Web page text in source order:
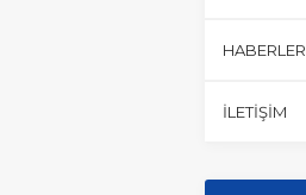
HABERLER
İLETIŞIM